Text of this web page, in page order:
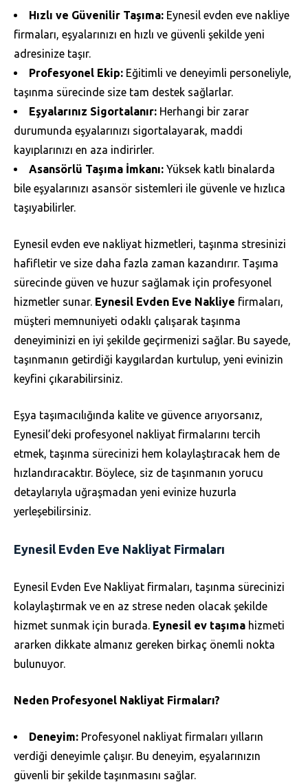
Hızlı ve Güvenilir Taşıma: Eynesil evden eve nakliye
firmaları, eşyalarınızı en hızlı ve güvenli şekilde yeni
adresinize taşır.
Profesyonel Ekip: Eğitimli ve deneyimli personeliyle,
taşınma sürecinde size tam destek sağlarlar.
Eşyalarınız Sigortalanır: Herhangi bir zarar
durumunda eşyalarınızı sigortalayarak, maddi
kayıplarınızı en aza indirirler.
Asansörlü Taşıma İmkanı: Yüksek katlı binalarda
bile eşyalarınızı asansör sistemleri ile güvenle ve hızlıca
taşıyabilirler.
Eynesil evden eve nakliyat hizmetleri, taşınma stresinizi
hafifletir ve size daha fazla zaman kazandırır. Taşıma
sürecinde güven ve huzur sağlamak için profesyonel
hizmetler sunar. Eynesil Evden Eve Nakliye firmaları,
müşteri memnuniyeti odaklı çalışarak taşınma
deneyiminizi en iyi şekilde geçirmenizi sağlar. Bu sayede,
taşınmanın getirdiği kaygılardan kurtulup, yeni evinizin
keyfini çıkarabilirsiniz.
Eşya taşımacılığında kalite ve güvence arıyorsanız,
Eynesil’deki profesyonel nakliyat firmalarını tercih
etmek, taşınma sürecinizi hem kolaylaştıracak hem de
hızlandıracaktır. Böylece, siz de taşınmanın yorucu
detaylarıyla uğraşmadan yeni evinize huzurla
yerleşebilirsiniz.
Eynesil Evden Eve Nakliyat Firmaları
Eynesil Evden Eve Nakliyat firmaları, taşınma sürecinizi
kolaylaştırmak ve en az strese neden olacak şekilde
hizmet sunmak için burada. Eynesil ev taşıma hizmeti
ararken dikkate almanız gereken birkaç önemli nokta
bulunuyor.
Neden Profesyonel Nakliyat Firmaları?
Deneyim: Profesyonel nakliyat firmaları yılların
verdiği deneyimle çalışır. Bu deneyim, eşyalarınızın
güvenli bir şekilde taşınmasını sağlar.